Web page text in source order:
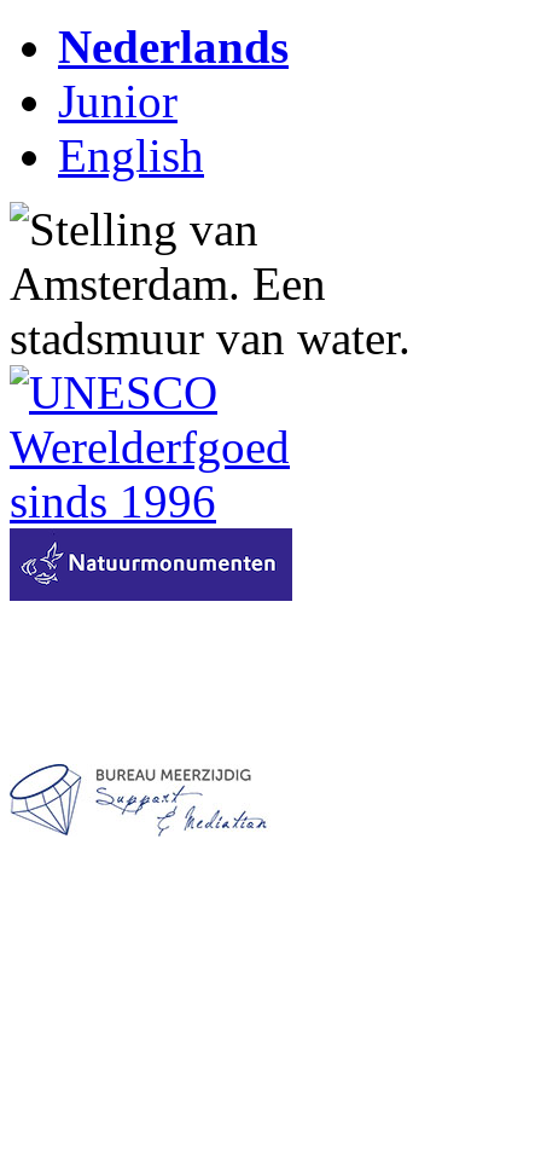
Nederlands
Junior
English